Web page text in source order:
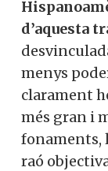
la cultura
liquidarà les
títol del
nou
I un